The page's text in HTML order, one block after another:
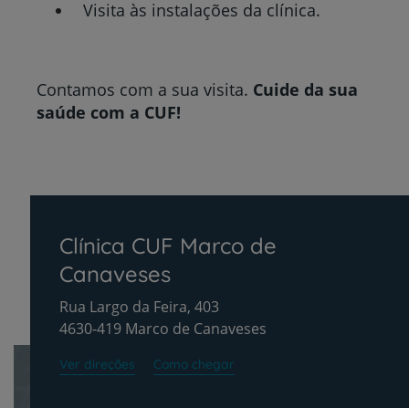
Visita às instalações da clínica.
Contamos com a sua visita. Cuide da sua
saúde com a CUF!
Clínica CUF Marco de
Canaveses
Rua Largo da Feira, 403
4630-419 Marco de Canaveses
Ver direções Como chegar